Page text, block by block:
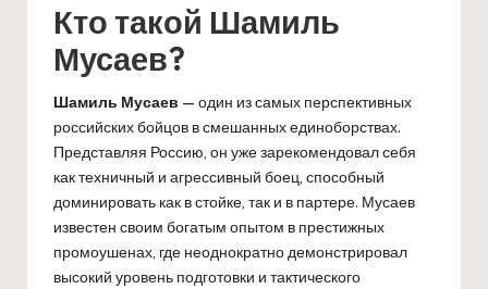
Кто такой Шамиль
Мусаев?
Шамиль Мусаев — один из самых перспективных
российских бойцов в смешанных единоборствах.
Представляя Россию, он уже зарекомендовал себя
как техничный и агрессивный боец, способный
доминировать как в стойке, так и в партере. Мусаев
известен своим богатым опытом в престижных
промоушенах, где неоднократно демонстрировал
высокий уровень подготовки и тактического